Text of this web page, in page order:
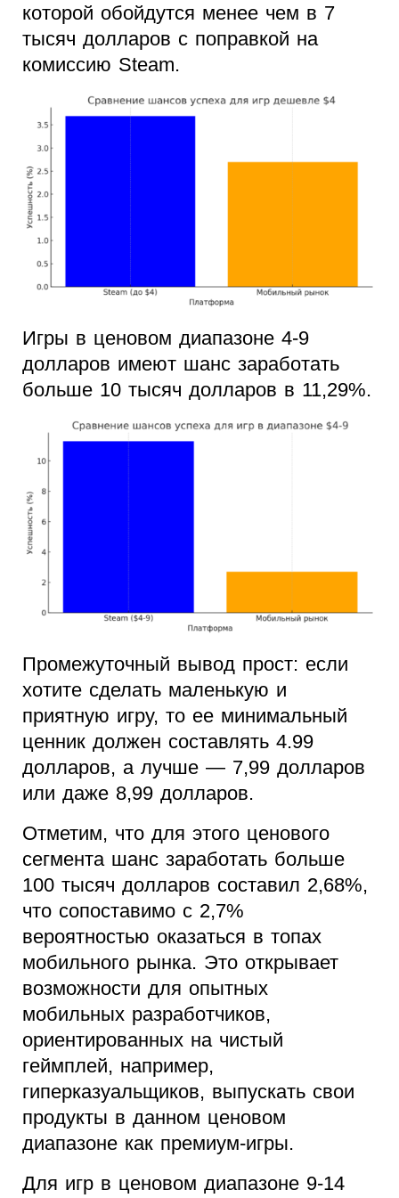
которой обойдутся менее чем в 7
тысяч долларов с поправкой на
комиссию Steam.
Игры в ценовом диапазоне 4-9
долларов имеют шанс заработать
больше 10 тысяч долларов в 11,29%.
Промежуточный вывод прост: если
хотите сделать маленькую и
приятную игру, то ее минимальный
ценник должен составлять 4.99
долларов, а лучше — 7,99 долларов
или даже 8,99 долларов.
Отметим, что для этого ценового
сегмента шанс заработать больше
100 тысяч долларов составил 2,68%,
что сопоставимо с 2,7%
вероятностью оказаться в топах
мобильного рынка. Это открывает
возможности для опытных
мобильных разработчиков,
ориентированных на чистый
геймплей, например,
гиперказуальщиков, выпускать свои
продукты в данном ценовом
диапазоне как премиум-игры.
Для игр в ценовом диапазоне 9-14